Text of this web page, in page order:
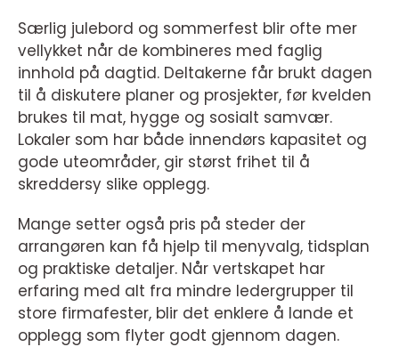
Særlig julebord og sommerfest blir ofte mer
vellykket når de kombineres med faglig
innhold på dagtid. Deltakerne får brukt dagen
til å diskutere planer og prosjekter, før kvelden
brukes til mat, hygge og sosialt samvær.
Lokaler som har både innendørs kapasitet og
gode uteområder, gir størst frihet til å
skreddersy slike opplegg.
Mange setter også pris på steder der
arrangøren kan få hjelp til menyvalg, tidsplan
og praktiske detaljer. Når vertskapet har
erfaring med alt fra mindre ledergrupper til
store firmafester, blir det enklere å lande et
opplegg som flyter godt gjennom dagen.